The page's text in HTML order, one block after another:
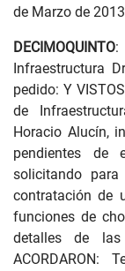
de Marzo de
DECIMOQUINTO:
Infraestructura
pedido: Y
de
Horacio Alucín,
pendientes de
solicitando
contratación de
funciones de
detalles de las
ACORDARON: